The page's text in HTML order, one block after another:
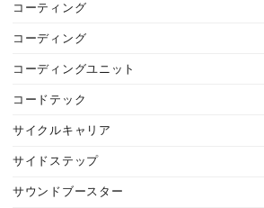
コーティング
コーディング
コーディングユニット
コードテック
サイクルキャリア
サイドステップ
サウンドブースター